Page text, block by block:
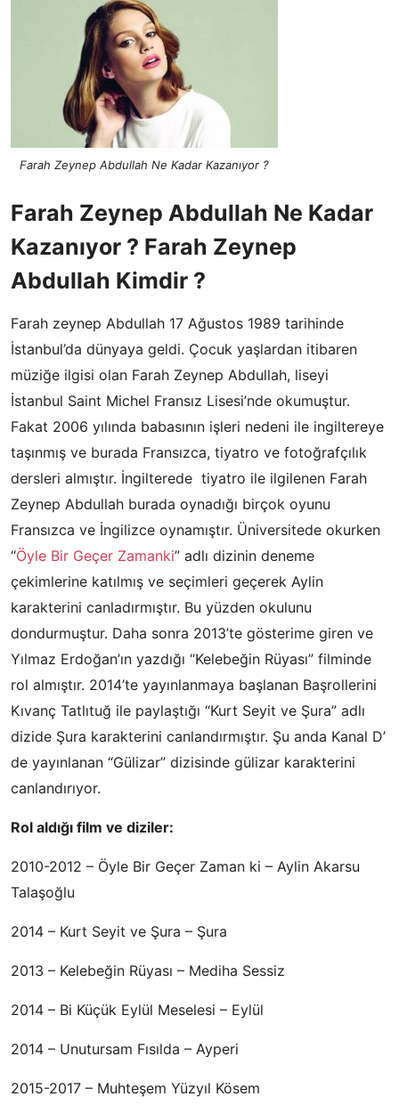
Farah Zeynep Abdullah Ne Kadar Kazanıyor ?
Farah Zeynep Abdullah Ne Kadar
Kazanıyor ? Farah Zeynep
Abdullah Kimdir ?
Farah zeynep Abdullah 17 Ağustos 1989 tarihinde
İstanbul’da dünyaya geldi. Çocuk yaşlardan itibaren
müziğe ilgisi olan Farah Zeynep Abdullah, liseyi
İstanbul Saint Michel Fransız Lisesi’nde okumuştur.
Fakat 2006 yılında babasının işleri nedeni ile ingiltereye
taşınmış ve burada Fransızca, tiyatro ve fotoğrafçılık
dersleri almıştır. İngilterede tiyatro ile ilgilenen Farah
Zeynep Abdullah burada oynadığı birçok oyunu
Fransızca ve İngilizce oynamıştır. Üniversitede okurken
“Öyle Bir Geçer Zamanki” adlı dizinin deneme
çekimlerine katılmış ve seçimleri geçerek Aylin
karakterini canladırmıştır. Bu yüzden okulunu
dondurmuştur. Daha sonra 2013’te gösterime giren ve
Yılmaz Erdoğan’ın yazdığı “Kelebeğin Rüyası” filminde
rol almıştır. 2014’te yayınlanmaya başlanan Başrollerini
Kıvanç Tatlıtuğ ile paylaştığı “Kurt Seyit ve Şura” adlı
dizide Şura karakterini canlandırmıştır. Şu anda Kanal D’
de yayınlanan “Gülizar” dizisinde gülizar karakterini
canlandırıyor.
Rol aldığı film ve diziler:
2010-2012 – Öyle Bir Geçer Zaman ki – Aylin Akarsu
Talaşoğlu
2014 – Kurt Seyit ve Şura – Şura
2013 – Kelebeğin Rüyası – Mediha Sessiz
2014 – Bi Küçük Eylül Meselesi – Eylül
2014 – Unutursam Fısılda – Ayperi
2015-2017 – Muhteşem Yüzyıl Kösem